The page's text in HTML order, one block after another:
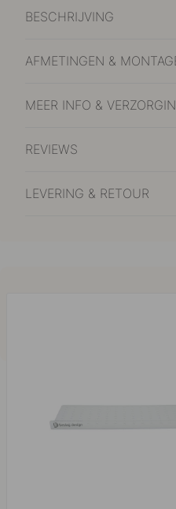
BESCHRIJVING
AFMETINGEN &
MEER INFO &
REVIEWS
LEVERING & RETOUR